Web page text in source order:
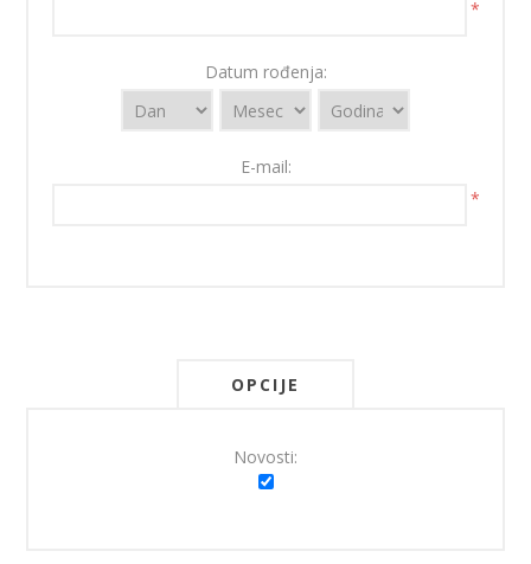
*
Datum rođenja:
E-mail:
*
OPCIJE
Novosti: